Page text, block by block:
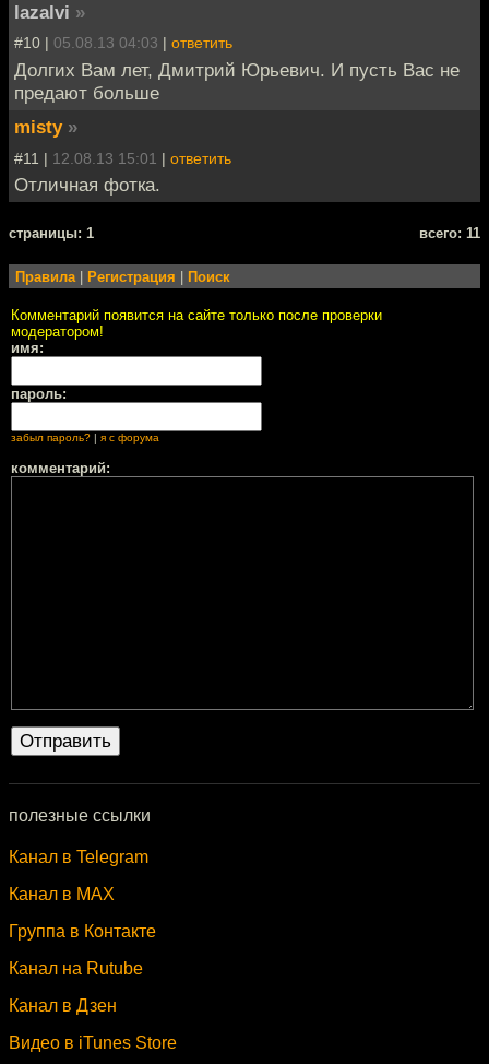
lazalvi »
#10 | 05.08.13 04:03 | ответить
Долгих Вам лет, Дмитрий Юрьевич. И пусть Вас не
предают больше
misty »
#11 | 12.08.13 15:01 | ответить
Отличная фотка.
cтраницы: 1 всего: 11
Правила| Регистрация Поиск
Комментарий появится на сайте только после проверки
модератором!
имя:
пароль:
забыл пароль? я с форума
комментарий:
полезные ссылки
Канал в Telegram
Канал в MAX
Группа в Контакте
Канал на Rutube
Канал в Дзен
Видео в iTunes Store